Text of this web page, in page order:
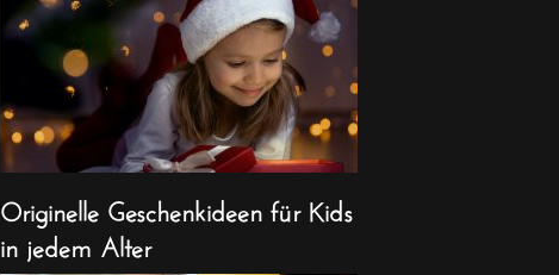
Originelle Geschenkideen für Kids
in jedem Alter